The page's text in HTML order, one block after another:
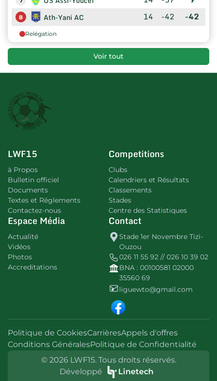
8 Ath-Yani AC 14 -42 -42
Relégation
Voir tout
LWF15
à Propos
Bulletin officiel
Documents
Textes et Réglements
Contactez-nous
Competitions
Clubs
Calendriers et Résultats
Classements
Stades
Centre des Statistiques
Espace Média
Actualité
Vidéos
Photos
Accreditations
Contact
Stade 1er Novembre Tizi-
Ouzou
026 11 55 92 // 026 10 39 02
BNA : 00100581 02000
35560 69
liguewto@gmail.com
Politique de CookiesCarrièresAppels d'offres
Conditions GénéralesPolitique de Confidentialité
© 2026 LWF15. Tous droits réservés.
Développé
Linetech